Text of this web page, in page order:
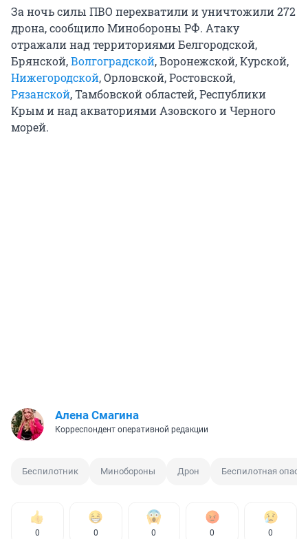
За ночь силы ПВО перехватили и уничтожили 272
дрона, сообщило Минобороны РФ. Атаку
отражали над территориями Белгородской,
Брянской,Волгоградской, Воронежской, Курской,
Нижегородской, Орловской, Ростовской,
Рязанской, Тамбовской областей, Республики
Крым и над акваториями Азовского и Черного
морей.
Алена Смагина
Корреспондент оперативной редакции
Беспилотник Минобороны Дрон Беспилотная
0 0 0 0 0